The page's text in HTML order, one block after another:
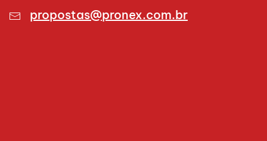
propostas@pronex.com.br